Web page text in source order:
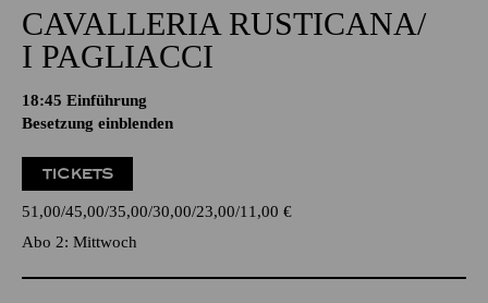
CAVALLERIA RUSTICANA/
I PAGLIACCI
18:45 Einführung
Besetzung einblenden
TICKETS
51,00 45,00 35,00 30,00 23,00 11,00 €
Abo 2: Mittwoch